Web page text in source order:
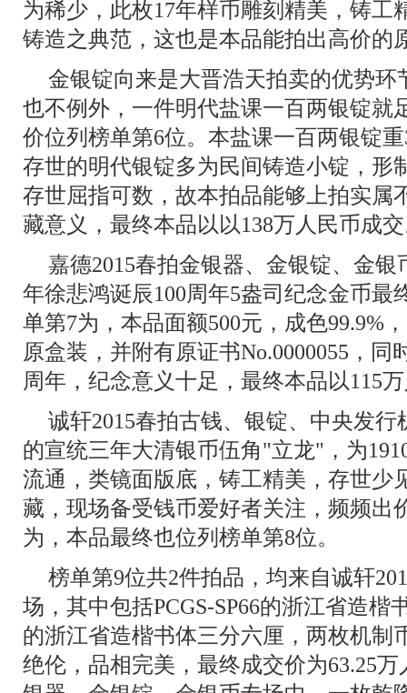
为稀少，此枚17年样币雕刻精美，铸工
铸造之典范，这也是本品能拍出高价的
金银锭向来是大晋浩天拍卖的优势环
也不例外，一件明代盐课一百两银锭就
价位列榜单第6位。本盐课一百两银锭
存世的明代银锭多为民间铸造小锭，形
存世屈指可数，故本拍品能够上拍实属
藏意义，最终本品以以138万人民币成
嘉德2015春拍金银器、金银锭、金银
年徐悲鸿诞辰100周年5盎司纪念金币最
单第7为，本品面额500元，成色99.9%
原盒装，并附有原证书No.0000055，同
周年，纪念意义十足，最终本品以115
诚轩2015春拍古钱、银锭、中央发行
的宣统三年大清银币伍角"立龙"，为
流通，类镜面版底，铸工精美，存世少
藏，现场备受钱币爱好者关注，频频出
为，本品最终也位列榜单第8位。
榜单第9位共2件拍品，均来自诚轩
场，其中包括PCGS-SP66的浙江省造楷
的浙江省造楷书体三分六厘，两枚机制
绝伦，品相完美，最终成交价为63.25